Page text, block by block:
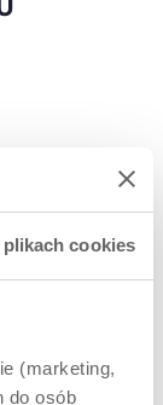
plikach cookies
(marketing,
do osób